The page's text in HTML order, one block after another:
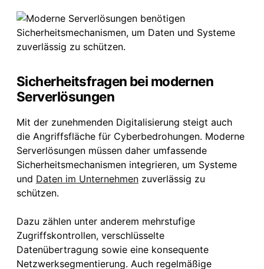
Sicherheitsfragen bei modernen
Serverlösungen
Mit der zunehmenden Digitalisierung steigt auch
die Angriffsfläche für Cyberbedrohungen. Moderne
Serverlösungen müssen daher umfassende
Sicherheitsmechanismen integrieren, um Systeme
und Daten im Unternehmen zuverlässig zu
schützen.
Dazu zählen unter anderem mehrstufige
Zugriffskontrollen, verschlüsselte
Datenübertragung sowie eine konsequente
Netzwerksegmentierung. Auch regelmäßige